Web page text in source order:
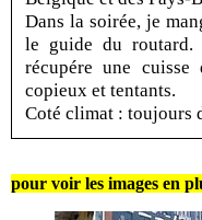
Dans la soirée, je
le guide du routard.
récupére une
copieux et tentants.
Coté climat : toujours
pour voir les images en